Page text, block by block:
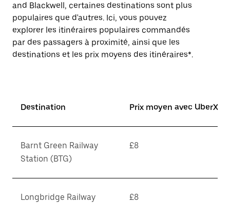
and Blackwell, certaines destinations sont plus
populaires que d'autres. Ici, vous pouvez
explorer les itinéraires populaires commandés
par des passagers à proximité, ainsi que les
destinations et les prix moyens des itinéraires*.
Destination Prix moyen avec UberX*
Barnt Green Railway
Station (BTG)
£8
Longbridge Railway £8